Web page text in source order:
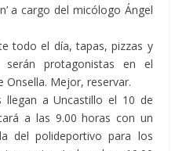
a cargo del micólogo Ángel
todo el día, tapas, pizzas y
protagonistas en el
Onsella. Mejor, reservar.
llegan aUncastilloel 10 de
a las 9.00 horas con un
del polideportivo para los